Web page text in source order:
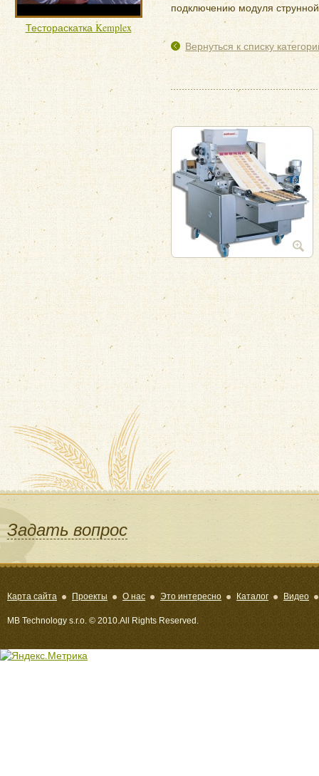
Тестораскатка Kemplex
подключению модуля
Вернуться к списку
Задать вопрос
Карта сайта Проекты О нас Это интересно Каталог Видео
MB Technology s.r.o. © 2010.All Rights Reserved.